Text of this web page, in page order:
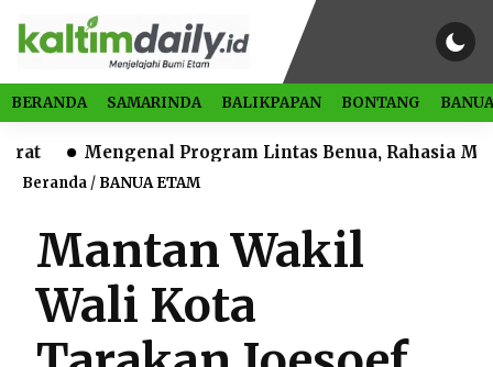
BERANDA SAMARINDA BALIKPAPAN BONTANG
Mengenal Program Lintas Benua, Rahasia Melek
Beranda / BANUA ETAM
Mantan Wakil
Wali Kota